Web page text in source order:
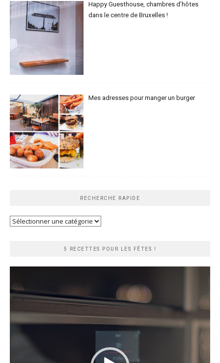
Happy Guesthouse, chambres d’hôtes
dans le centre de Bruxelles !
Mes adresses pour manger un burger
RECHERCHE RAPIDE
Recherche
5 RECETTES POUR LES FÊTES !